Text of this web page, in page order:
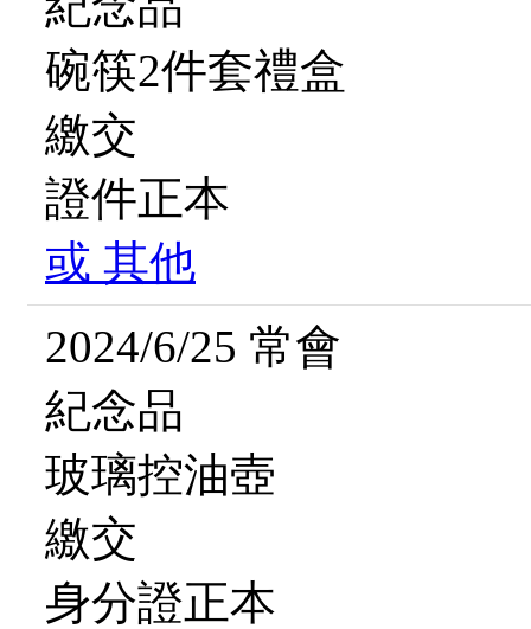
碗筷2件套禮盒
繳交
證件正本
或 其他
2024/6/25 常會
紀念品
玻璃控油壺
繳交
身分證正本